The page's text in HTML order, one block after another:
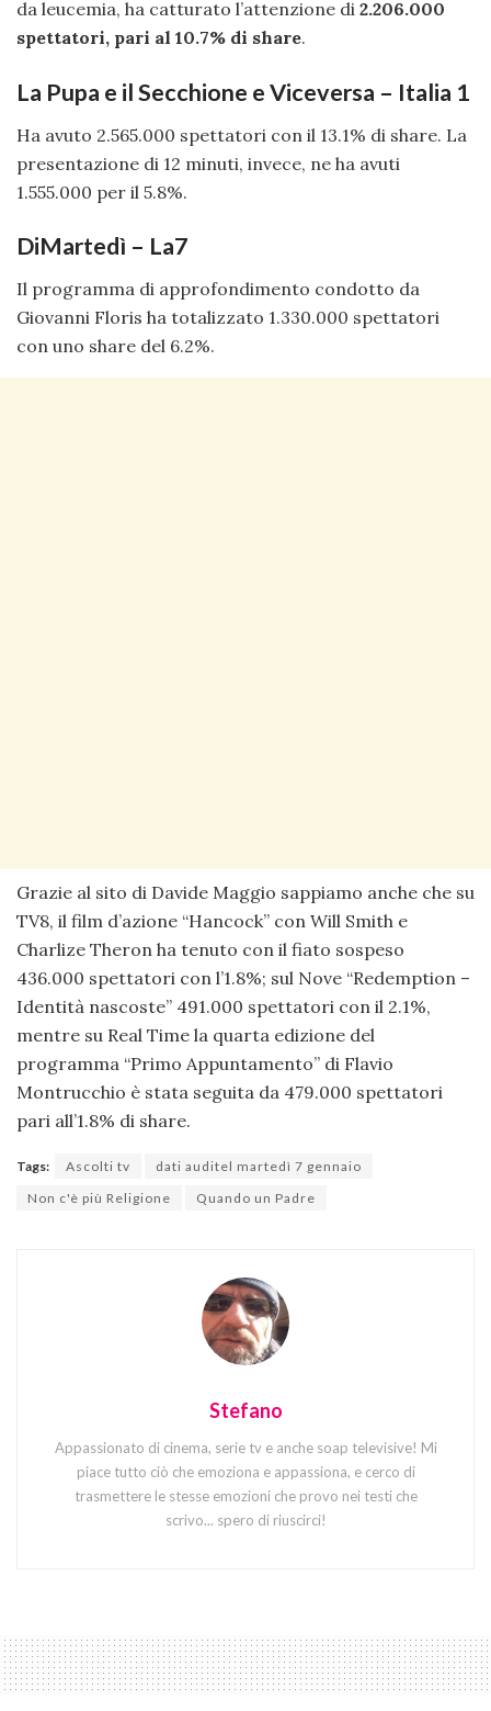
da leucemia, ha catturato l’attenzione di 2.206.000
spettatori, pari al 10.7% di share.
La Pupa e il Secchione e Viceversa – Italia 1
Ha avuto 2.565.000 spettatori con il 13.1% di share. La
presentazione di 12 minuti, invece, ne ha avuti
1.555.000 per il 5.8%.
DiMartedì – La7
Il programma di approfondimento condotto da
Giovanni Floris ha totalizzato 1.330.000 spettatori
con uno share del 6.2%.
Grazie al sito di Davide Maggio sappiamo anche che su
TV8, il film d’azione “Hancock” con Will Smith e
Charlize Theron ha tenuto con il fiato sospeso
436.000 spettatori con l’1.8%; sul Nove “Redemption –
Identità nascoste” 491.000 spettatori con il 2.1%,
mentre su Real Time la quarta edizione del
programma “Primo Appuntamento” di Flavio
Montrucchio è stata seguita da 479.000 spettatori
pari all’1.8% di share.
Tags: Ascolti tv
dati auditel martedì 7 gennaio
Non c'è più Religione
Quando un Padre
Stefano
Appassionato di cinema, serie tv e anche soap televisive! Mi
piace tutto ciò che emoziona e appassiona, e cerco di
trasmettere le stesse emozioni che provo nei testi che
scrivo... spero di riuscirci!